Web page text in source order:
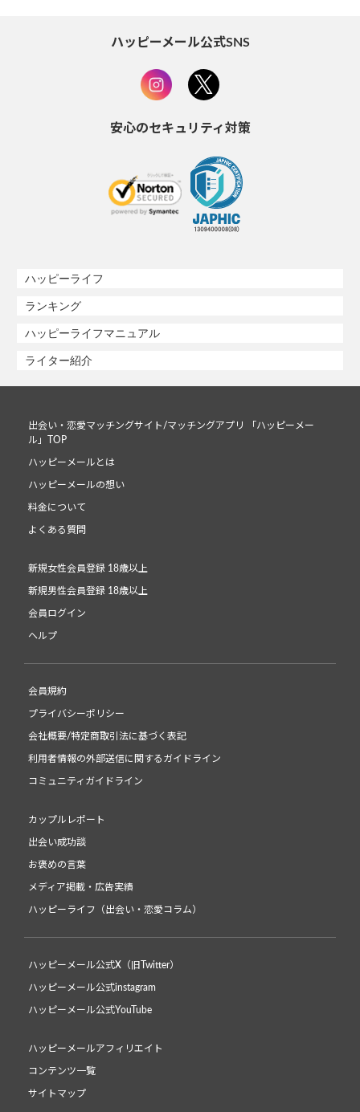
ハッピーメール公式SNS
安心のセキュリティ対策
ハッピーライフ
ランキング
ハッピーライフマニュアル
ライター紹介
出会い・恋愛マッチングサイト/マッチングアプリ 「ハッピーメー
ル」TOP
ハッピーメールとは
ハッピーメールの想い
料金について
よくある質問
新規女性会員登録 18歳以上
新規男性会員登録 18歳以上
会員ログイン
ヘルプ
会員規約
プライバシーポリシー
会社概要/特定商取引法に基づく表記
利用者情報の外部送信に関するガイドライン
コミュニティガイドライン
カップルレポート
出会い成功談
お褒めの言葉
メディア掲載・広告実績
ハッピーライフ（出会い・恋愛コラム）
ハッピーメール公式X（旧Twitter）
ハッピーメール公式instagram
ハッピーメール公式YouTube
ハッピーメールアフィリエイト
コンテンツ一覧
サイトマップ